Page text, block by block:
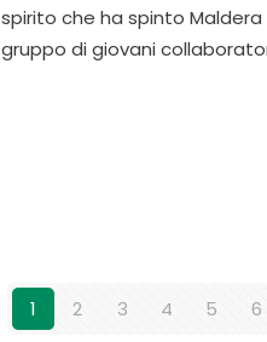
spirito che ha spinto Maldera
gruppo di giovani
1 2 3 4 5 6